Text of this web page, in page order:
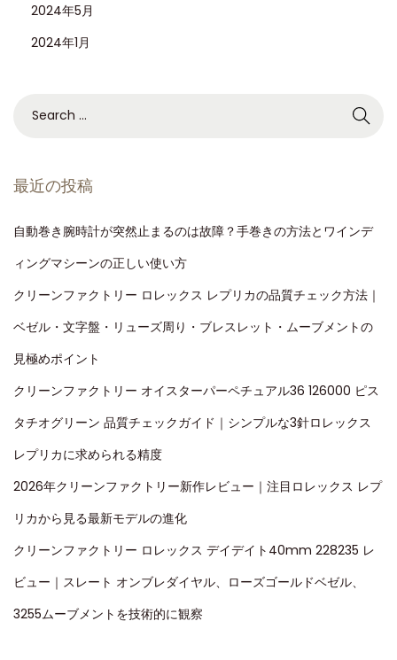
2024年5月
2024年1月
最近の投稿
自動巻き腕時計が突然止まるのは故障？手巻きの方法とワインデ
ィングマシーンの正しい使い方
クリーンファクトリー ロレックス レプリカの品質チェック方法｜
ベゼル・文字盤・リューズ周り・ブレスレット・ムーブメントの
見極めポイント
クリーンファクトリー オイスターパーペチュアル36 126000 ピス
タチオグリーン 品質チェックガイド｜シンプルな3針ロレックス
レプリカに求められる精度
2026年クリーンファクトリー新作レビュー｜注目ロレックス レプ
リカから見る最新モデルの進化
クリーンファクトリー ロレックス デイデイト40mm 228235 レ
ビュー｜スレート オンブレダイヤル、ローズゴールドベゼル、
3255ムーブメントを技術的に観察